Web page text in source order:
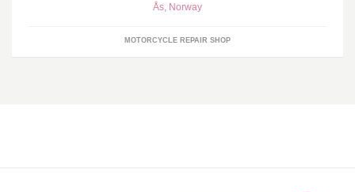
Ås, Norway
MOTORCYCLE REPAIR SHOP